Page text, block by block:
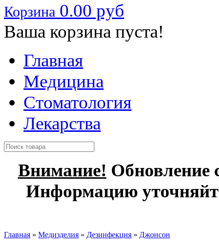
Корзина 0.00 руб
Ваша корзина пуста!
Главная
Медицина
Стоматология
Лекарства
Внимание! Обновление
Информацию
Главная » Медизделия » Дезинфекция » Джонсон